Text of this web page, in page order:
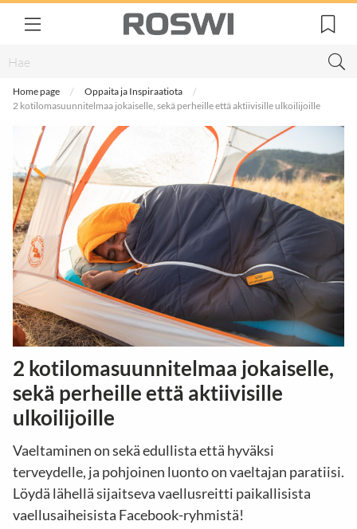
Home page
Oppaita ja Inspiraatiota
2 kotilomasuunnitelmaa jokaiselle, sekä perheille että aktiivisille ulkoilijoille
2 kotilomasuunnitelmaa jokaiselle,
sekä perheille että aktiivisille
ulkoilijoille
Vaeltaminen on sekä edullista että hyväksi
terveydelle, ja pohjoinen luonto on vaeltajan paratiisi.
Löydä lähellä sijaitseva vaellusreitti paikallisista
vaellusaiheisista Facebook-ryhmistä!